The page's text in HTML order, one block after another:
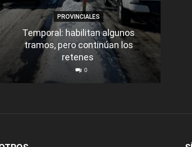
PROVINCIALES
Temporal: habilitan algunos
tramos, pero continúan los
retenes
0